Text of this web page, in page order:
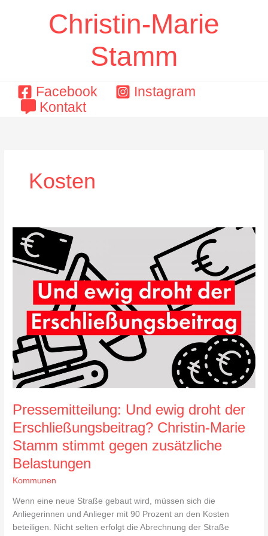
Christin-Marie
Stamm
Facebook
Instagram
Kontakt
Kosten
Pressemitteilung: Und ewig droht der
Erschließungsbeitrag? Christin-Marie
Stamm stimmt gegen zusätzliche
Belastungen
Kommunen
Wenn eine neue Straße gebaut wird, müssen sich die
Anliegerinnen und Anlieger mit 90 Prozent an den Kosten
beteiligen. Nicht selten erfolgt die Abrechnung der Straße
Pressemitteilung:
Und
ewig
Erschließungsbeitrag?
Christin-
Stamm
stimmt
gegen
zusätzliche
Belastungen